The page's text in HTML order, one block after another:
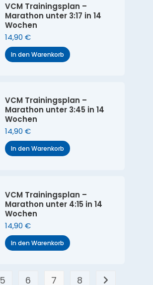
VCM Trainingsplan –
Marathon unter 3:17 in 14
Wochen
14,90€
In den Warenkorb
VCM Trainingsplan –
Marathon unter 3:45 in 14
Wochen
14,90€
In den Warenkorb
VCM Trainingsplan –
Marathon unter 4:15 in 14
Wochen
14,90€
In den Warenkorb
5 6 7 8